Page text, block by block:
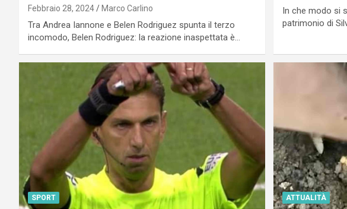
Febbraio 28, 2024 Marco Carlino
Tra Andrea Iannone e Belen Rodriguez spunta il terzo
incomodo, Belen Rodriguez: la reazione inaspettata è…
In che modo si
patrimonio di
SPORT ATTUALITÀ